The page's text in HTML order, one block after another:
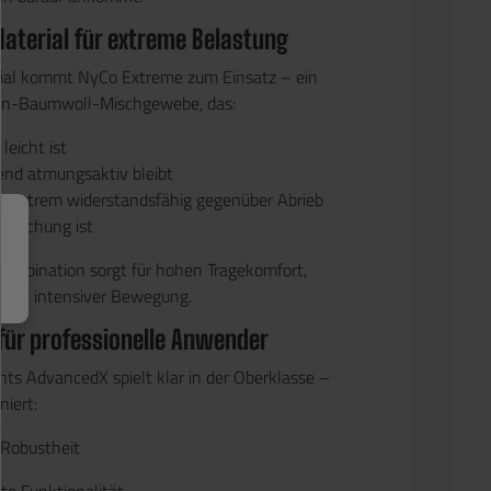
für extreme Belastung
kommt NyCo Extreme zum Einsatz – ein
Baumwoll-Mischgewebe, das:
leicht ist
atmungsaktiv bleibt
extrem widerstandsfähig gegenüber Abrieb
ist
sorgt für hohen Tragekomfort,
intensiver Bewegung.
professionelle Anwender
AdvancedX spielt klar in der Oberklasse –
Robustheit